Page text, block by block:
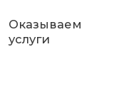
Оказываем
услуги